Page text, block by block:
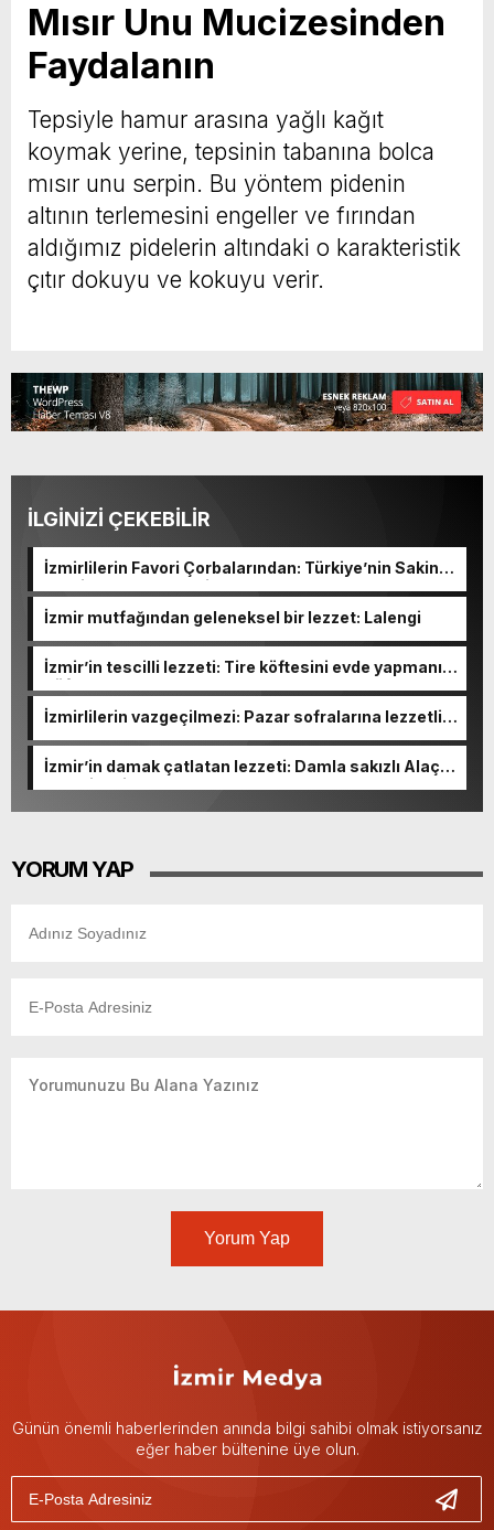
Mısır Unu Mucizesinden
Faydalanın
Tepsiyle hamur arasına yağlı kağıt
koymak yerine, tepsinin tabanına bolca
mısır unu serpin. Bu yöntem pidenin
altının terlemesini engeller ve fırından
aldığımız pidelerin altındaki o karakteristik
çıtır dokuyu ve kokuyu verir.
İLGİNİZİ ÇEKEBİLİR
İzmirlilerin Favori Çorbalarından: Türkiye’nin Sakin
Şehrinden Çıkan Eşsiz Lezzet
İzmir mutfağından geleneksel bir lezzet: Lalengi
İzmir’in tescilli lezzeti: Tire köftesini evde yapmanın
püf noktaları
İzmirlilerin vazgeçilmezi: Pazar sofralarına lezzetli
İzmir’in damak çatlatan lezzeti: Damla sakızlı Alaçatı
kurabiyesi
YORUM YAP
Yorum Yap
Günün önemli haberlerinden anında bilgi sahibi olmak istiyorsanız
eğer haber bültenine üye olun.